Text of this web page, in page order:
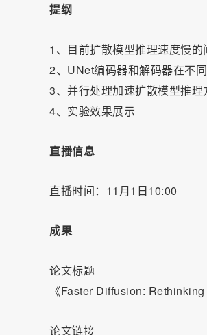
提纲
1、目前扩散模型推理速度慢的
2、UNet编码器和解码器在不
3、并行处理加速扩散模型推
4、实验效果展示
直播信息
直播时间：11月1日10:00
成果
论文标题
《Faster Diffusion:
论文链接